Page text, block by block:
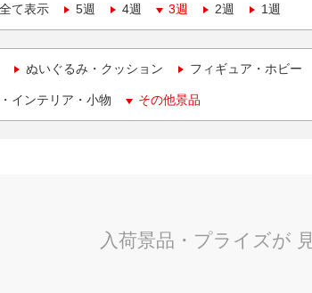
全て表示 5週 4週 3週 2週 1週
ぬいぐるみ・クッション フィギュア・ホビー
インテリア・小物 その他景品